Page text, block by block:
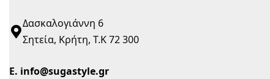
Δασκαλογιάννη 6
Σητεία, Κρήτη, Τ.Κ 72 300
Ε. info@sugastyle.gr